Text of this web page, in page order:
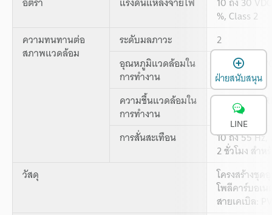
%, Class 2
ความทนทานต่อ
สภาพแวดล้อม
ระดับมลภาวะ
2
อุณหภูมิแวดล้อมใน
การทำงาน
-10 ถึง +50
ความชื้นแวดล้อมใน
การทำงาน
35 ถึง 85 %
การสั่นสะเทือน 10 ถึง 55
2 ชั่วโมง สำ
วัสดุ
โครงสร้างชุ
โพลีคาร์บอเ
สายเคเบิล:
ฝ่ายสนับสนุน
LINE